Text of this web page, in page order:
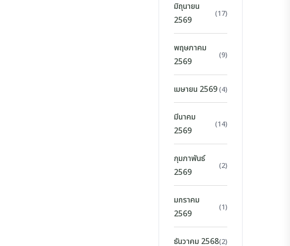
มิถุนายน
2569
(17)
พฤษภาคม
2569
(9)
เมษายน 2569(4)
มีนาคม
2569
(14)
กุมภาพันธ์
2569
(2)
มกราคม
2569
(1)
ธันวาคม 2568(2)